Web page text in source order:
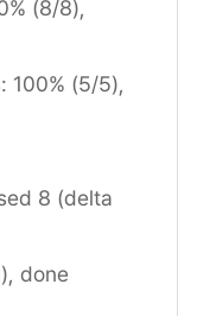
(8/8),
100% (5/5),
8 (delta
done